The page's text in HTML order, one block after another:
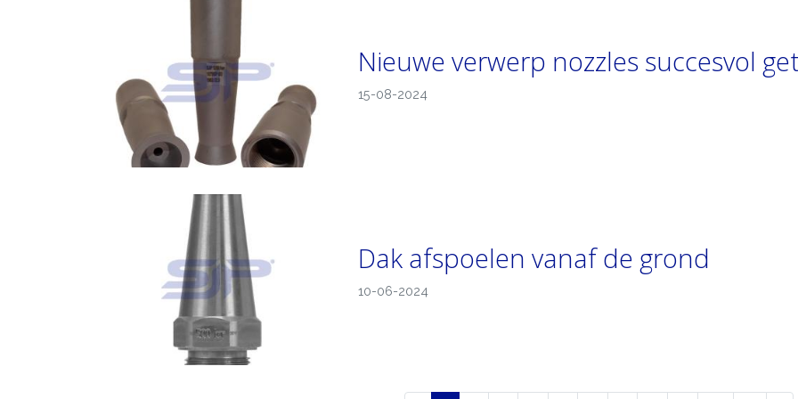
Nieuwe verwerp nozzles succesvol
15-08-2024
Dak afspoelen vanaf de grond
10-06-2024